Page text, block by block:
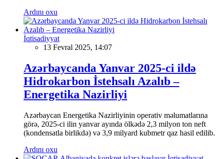
Ardını oxu
İqtisadiyyat
13 Fevral 2025, 14:07
Azərbaycanda Yanvar 2025-ci ildə
Hidrokarbon İstehsalı Azalıb –
Energetika Nazirliyi
Azərbaycan Energetika Nazirliyinin operativ məlumatlarına
görə, 2025-ci ilin yanvar ayında ölkədə 2,3 milyon ton neft
(kondensatla birlikdə) və 3,9 milyard kubmetr qaz hasil edilib.
Ardını oxu